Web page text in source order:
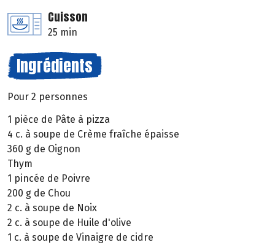
Cuisson
25 min
Ingrédients
Pour 2 personnes
1 pièce de Pâte à pizza
4 c. à soupe de Crème fraîche épaisse
360 g de Oignon
Thym
1 pincée de Poivre
200 g de Chou
2 c. à soupe de Noix
2 c. à soupe de Huile d'olive
1 c. à soupe de Vinaigre de cidre